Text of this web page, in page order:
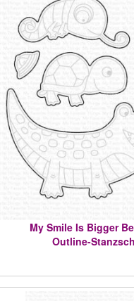
My Smile Is Bigger
Outline-